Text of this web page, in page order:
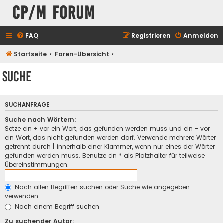
CP/M Forum
FAQ Anmelden
Registrieren
Startseite Foren-Übersicht
Suche
SUCHANFRAGE
Suche nach Wörtern:
Setze ein + vor ein Wort, das gefunden werden muss und ein - vor
ein Wort, das nicht gefunden werden darf. Verwende mehrere Wörter
getrennt durch
innerhalb einer Klammer, wenn nur eines der Wörter
gefunden werden muss. Benutze ein * als Platzhalter für teilweise
Übereinstimmungen.
Nach allen Begriffen suchen oder Suche wie angegeben
verwenden
Nach einem Begriff suchen
Zu suchender Autor: